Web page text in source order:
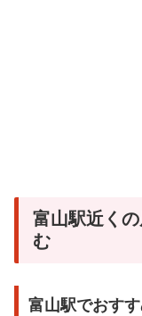
富山駅近く
む
富山駅でおす